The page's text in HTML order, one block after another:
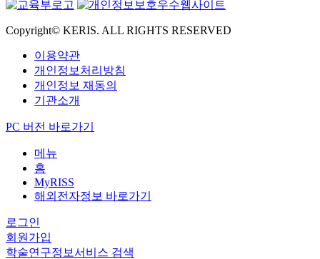
Copyright© KERIS. ALL RIGHTS RESERVED
이용약관
개인정보처리방침
개인정보 재동의
기관소개
PC 버전 바로가기
메뉴
홈
MyRISS
해외전자정보 바로가기
로그인
회원가입
학술연구정보서비스 검색